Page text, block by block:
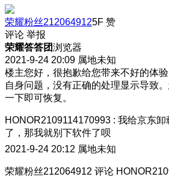
荣耀粉丝2120649125F 赞
评论 举报
荣耀答答团浏览器
2021-9-24 20:09 属地未知
楼主您好，很抱歉给您带来不好的体
自身问题，没有正确的处理显示导致
一下即可恢复。
HONOR2109114170993 : 我给京东卸
了，那我就别下软件了呗
2021-9-24 20:12 属地未知
荣耀粉丝212064912 评论